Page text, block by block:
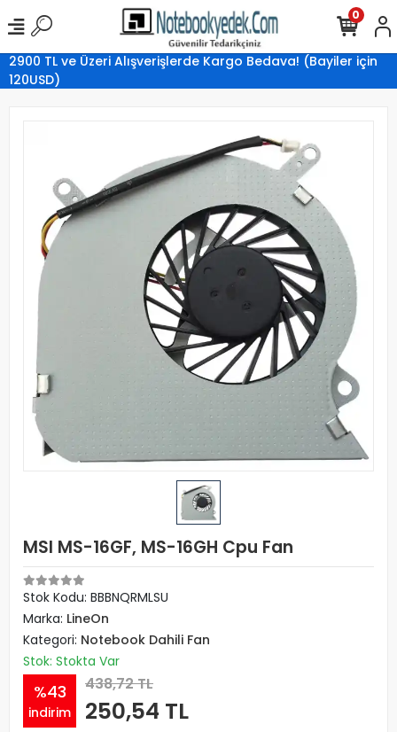
2900 TL ve Üzeri Alışverişlerde Kargo Bedava! (Bayiler için
120USD)
0
MSI MS-16GF, MS-16GH Cpu Fan
Stok Kodu: BBBNQRMLSU
Marka: LineOn
Kategori: Notebook Dahili Fan
Stok: Stokta Var
%43
indirim
438,72 TL
250,54 TL